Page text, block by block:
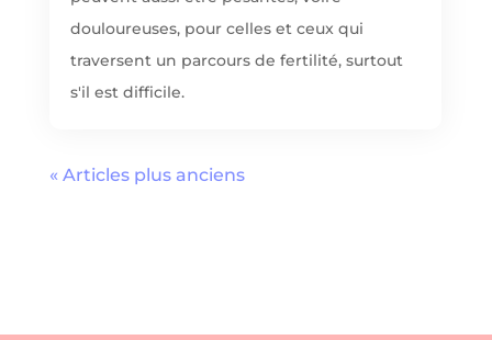
douloureuses, pour celles et ceux qui
traversent un parcours de fertilité, surtout
s'il est difficile.
« Articles plus anciens